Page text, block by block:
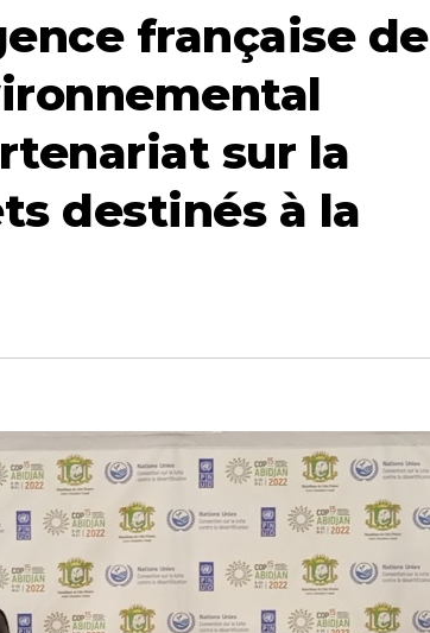
française de
sur la
destinés à la